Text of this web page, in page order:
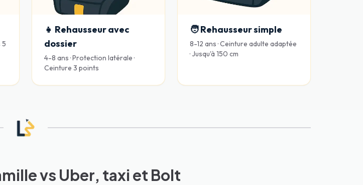
5
👧 Rehausseur avec
dossier
4-8 ans · Protection latérale ·
Ceinture 3 points
🧑 Rehausseur simple
8-12 ans · Ceinture adulte adaptée
· Jusqu'à 150 cm
vs Uber, taxi et Bolt